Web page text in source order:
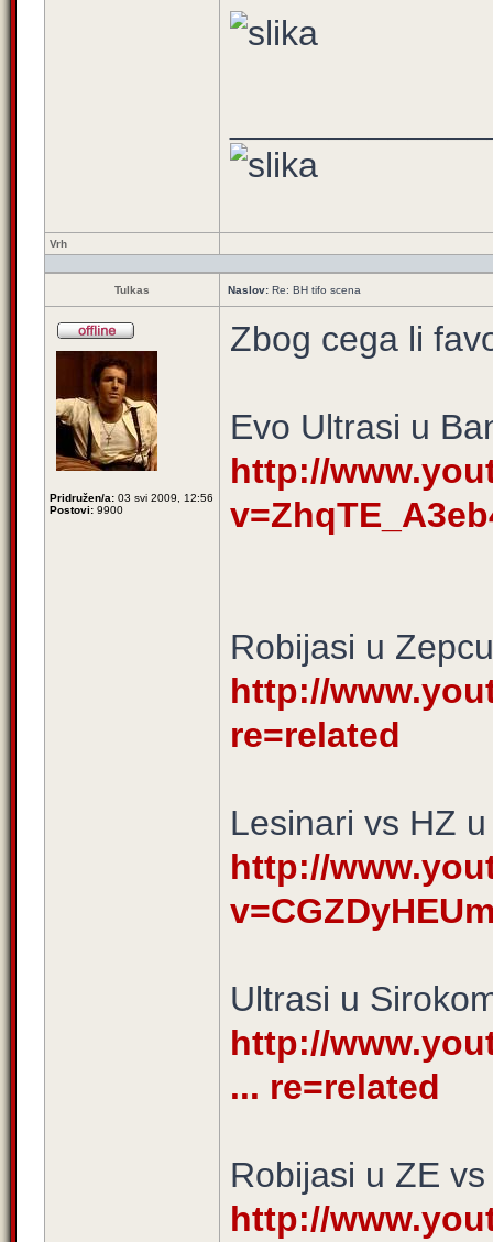
Vrh
Tulkas Naslov: Re: BH tifo scena
Pridružen/a: 03 svi 2009, 12:56
Postovi: 9900
Zbog cega li
Evo Ultrasi u
http://
Robijasi u Zepcu
http://
re=related
Lesinari vs HZ
http://
Ultrasi u
http://
... re=related
Robijasi u ZE
http://